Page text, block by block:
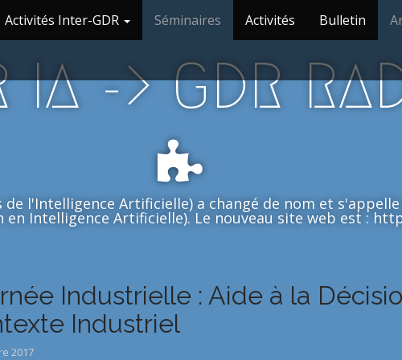
Activités Inter-GDR Séminaires Activités Bulletin
IA -> GDR
l'Intelligence Artificielle) a changé de nom et s'appelle
en Intelligence Artificielle). Le nouveau site web est :
Industrielle : Aide à la
Industriel
2017